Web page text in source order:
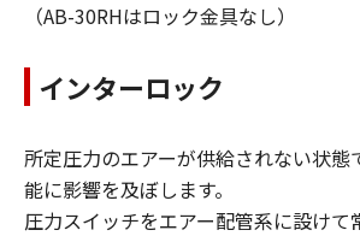
（AB-30RHはロック金具なし）
インターロック
所定圧力のエアーが供給されない状態
能に影響を及ぼします。
圧力スイッチをエアー配管系に設けて